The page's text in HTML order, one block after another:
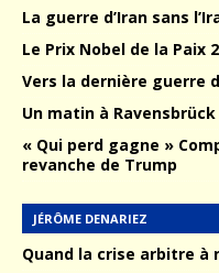
La guerre d’Iran sans
Le Prix Nobel de la Paix
Vers la dernière guerre
Un matin à Ravensbrück
« Qui perd gagne »
revanche de Trump
JÉRÔME DENARIEZ
Quand la crise arbitre à